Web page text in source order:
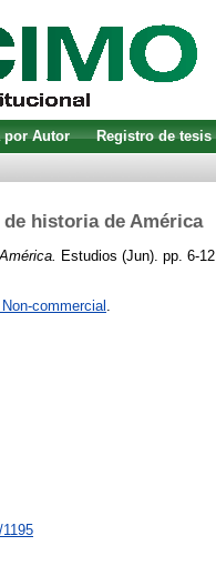
por Autor Registro de tesis
historia de América
Estudios (Jun). pp. 6-12.
commercial .